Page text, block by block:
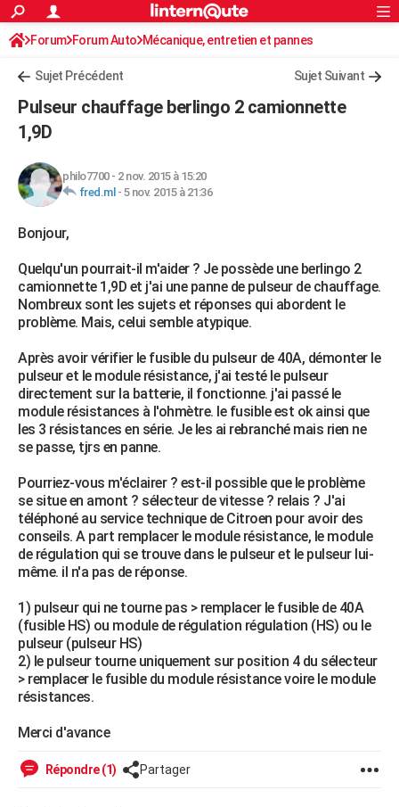
ACTUALITÉS
Politique
Société
Faits Divers
Education
Monde
Villes
+
Programme TV
TNTStreaming
Cinéma
Sorties cinéma
Musique
+FINANCE
Retraite
Impôts
Epargne
Immobilier
Risques naturels par ville
Banque
Assurance
Crédit
AUTO
Essais
Réserver un essai
Citadines
Berlines
SUV
Forum auto
+HIGH-TECH
Mobiles
Meilleur smartphone
Internet
Ordinateurs
Jeux vidéo
Guide high-tech
BRICOLAGE
Forum
Aménagement intérieur
Extérieur
Cuisine
Salle de bains
Jardinage
Rangement
WEEK-END
Guides de France
Escapades
Patrimoine
Expositions
Musées
Week-end nature
+LIFESTYLE
Alimentation
Guide de la santé
Maladies
Médicaments
Sommeil
VOYAGE
Destinations
City break
Voyage nature
Voyage de noces
Forum
Climat
+PHOTO
GUIDES D'ACHAT
BONS PLANS
CARTE DE VOEUX
Carte de Noël
Carte Bonne année
Carte Saint-Valentin
Carte Pâques
Carte d'anniversaire
DICTIONNAIRE
PROGRAMME TV
COPAINS D'AVANT
S'inscrire
Se connecter
Lycées
Collèges
Primaires
Universités
Entreprises
Service militaire
Avis de recherche
AVIS DE DÉCÈS
Bricolage
Lifestyle
Culture
Sport
Auto
Television
Voyage
Cinema
Rechercher
S'inscrire
Connexion
Forum Forum Auto Mécanique, entretien et pannes
Sujet Précédent Sujet Suivant
Pulseur chauffage berlingo 2 camionnette
1,9D
philo7700- 2 nov. 2015 à 15:20
fred.ml - 5 nov. 2015 à 21:36
Bonjour,
Quelqu'un pourrait-il m'aider ? Je possède une berlingo 2
camionnette 1,9D et j'ai une panne de pulseur de chauffage.
Nombreux sont les sujets et réponses qui abordent le
problème. Mais, celui semble atypique.
Après avoir vérifier le fusible du pulseur de 40A, démonter le
pulseur et le module résistance, j'ai testé le pulseur
directement sur la batterie, il fonctionne. j'ai passé le
module résistances à l'ohmètre. le fusible est ok ainsi que
les 3 résistances en série. Je les ai rebranché mais rien ne
se passe, tjrs en panne.
Pourriez-vous m'éclairer ? est-il possible que le problème
se situe en amont ? sélecteur de vitesse ? relais ? J'ai
téléphoné au service technique de Citroen pour avoir des
conseils. A part remplacer le module résistance, le module
de régulation qui se trouve dans le pulseur et le pulseur lui-
même. il n'a pas de réponse.
1) pulseur qui ne tourne pas > remplacer le fusible de 40A
(fusible HS) ou module de régulation régulation (HS) ou le
pulseur (pulseur HS)
2) le pulseur tourne uniquement sur position 4 du sélecteur
> remplacer le fusible du module résistance voire le module
résistances.
Merci d'avance
Répondre (1) Partager